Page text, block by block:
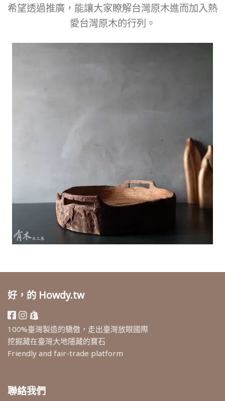
希望透過推廣，能讓大家瞭解台灣原木進而加入熱
愛台灣原木的行列。
好，的 Howdy.tw
100%臺灣製造的驕傲，走出臺灣放眼國際
挖掘藏在臺灣大地隱藏的寶石
Friendly and fair-trade platform
聯絡我們